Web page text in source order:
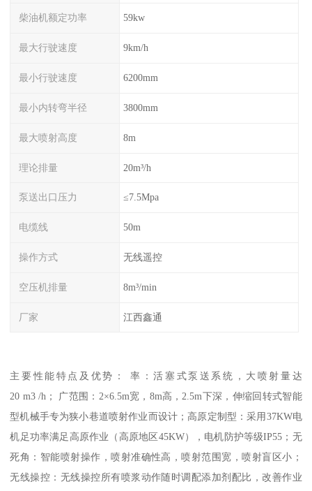
柴油机额定功率 59kw
最大行驶速度 9km/h
最小行驶速度 6200mm
最小内转弯半径 3800mm
最大喷射高度 8m
理论排量 20m³/h
泵送出口压力 ≤7.5Mpa
电缆线 50m
操作方式 无线遥控
空压机排量 8m³/min
厂家 江西鑫通
主要性能特点及优势： 率：活塞式泵送系统，大喷射量达
20 m3 /h； 广范围：2×6.5m宽，8m高，2.5m下深，伸缩回转式智能
型机械手专为狭小巷道喷射作业而设计；高原定制型：采用37KW电
机足功率满足高原作业（高原地区45KW），电机防护等级IP55；无
死角：智能喷射操作，喷射准确性高，喷射范围宽，喷射盲区小；
无线操控：无线操控所有喷浆动作随时调配添加剂配比，改善作业